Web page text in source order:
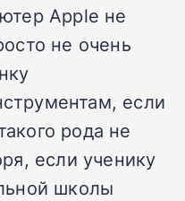
Apple не
не очень
если
рода не
если ученику
школы